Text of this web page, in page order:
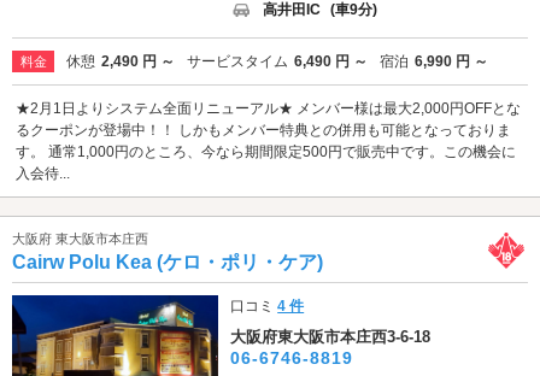
高井田IC (車9分)
料金 休憩 2,490 円 ～ サービスタイム 6,490 円 ～ 宿泊 6,990 円 ～
★2月1日よりシステム全面リニューアル★ メンバー様は最大2,000円OFFとな
るクーポンが登場中！！ しかもメンバー特典との併用も可能となっておりま
す。 通常1,000円のところ、今なら期間限定500円で販売中です。この機会に
入会待...
大阪府 東大阪市本庄西
Cairw Polu Kea (ケロ・ポリ・ケア)
口コミ4 件
大阪府東大阪市本庄西3-6-18
06-6746-8819